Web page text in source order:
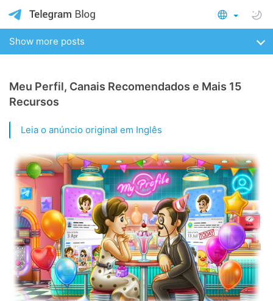
Show more posts
Meu Perfil, Canais Recomendados e Mais 15
Recursos
Leia o anúncio original em Inglês